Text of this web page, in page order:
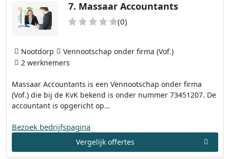
7. Massaar Accountants
(0)
Massaar Accountants is een Vennootschap onder firma
(Vof.) die bij de KvK bekend is onder nummer 73451207. De
accountant is opgericht op…
Nootdorp
Vennootschap onder firma (Vof.)
2 werknemers
Bezoek bedrijfspagina
Vergelijk offertes